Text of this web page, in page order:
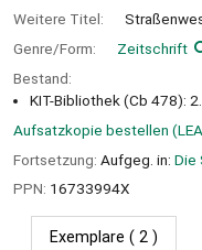
Weitere Titel:
Genre/Form:
Zeitschrift
Bestand:
KIT-Bibliothek (Cb 478):
Aufsatzkopie bestellen
Fortsetzung: Aufgeg. in: Die
PPN: 16733994X
Exemplare ( 2 )